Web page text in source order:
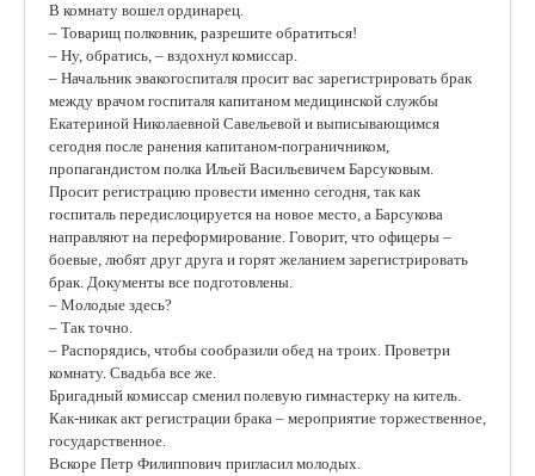
В комнату вошел ординарец.
– Товарищ полковник, разрешите обратиться!
– Ну, обратись, – вздохнул комиссар.
– Начальник эвакогоспиталя просит вас зарегистрировать брак
между врачом госпиталя капитаном медицинской службы
Екатериной Николаевной Савельевой и выписывающимся
сегодня после ранения капитаном-пограничником,
пропагандистом полка Ильей Васильевичем Барсуковым.
Просит регистрацию провести именно сегодня, так как
госпиталь передислоцируется на новое место, а Барсукова
направляют на переформирование. Говорит, что офицеры –
боевые, любят друг друга и горят желанием зарегистрировать
брак. Документы все подготовлены.
– Молодые здесь?
– Так точно.
– Распорядись, чтобы сообразили обед на троих. Проветри
комнату. Свадьба все же.
Бригадный комиссар сменил полевую гимнастерку на китель.
Как-никак акт регистрации брака – мероприятие торжественное,
государственное.
Вскоре Петр Филиппович пригласил молодых.